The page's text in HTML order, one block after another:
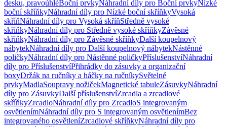
desku, pravoúhléBoční prvkyNáhradní díly pro Boční prvkyNízké
boční skříňkyNáhradní díly pro Nízké boční skříňkyVysoká
skříňNáhradní díly pro Vysoká skříňStředně vysoké
skříňkyNáhradní díly pro Středně vysoké skříňkyZávěsné
skříňkyNáhradní díly pro Závěsné skříňkyDalší koupelnový
nábytekNáhradní díly pro Další koupelnový nábytekNástěnné
poličkyNáhradní díly pro Nástěnné poličkyPříslušenstvíNáhradní
díly pro PříslušenstvíPřihrádky do zásuvky a organizační
boxyDržák na ručníky a háčky na ručníkySvětelné
prvkyMadlaSoupravy nožičekMagnetické tabuleZásuvkyNáhradní
díly pro ZásuvkyDalší příslušenstvíZrcadla a zrcadlové
skříňkyZrcadloNáhradní díly pro ZrcadloS integrovaným
osvětlenímNáhradní díly pro S integrovaným osvětlenímBez
integrovaného osvětleníZrcadlové skříňkyNáhradní díly pro